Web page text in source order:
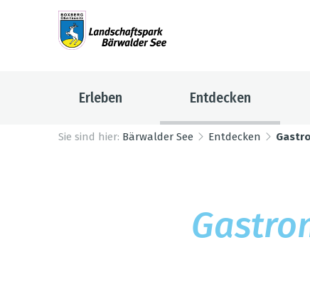
Erleben Entdecken
Sie sind hier: Bärwalder See Entdecken